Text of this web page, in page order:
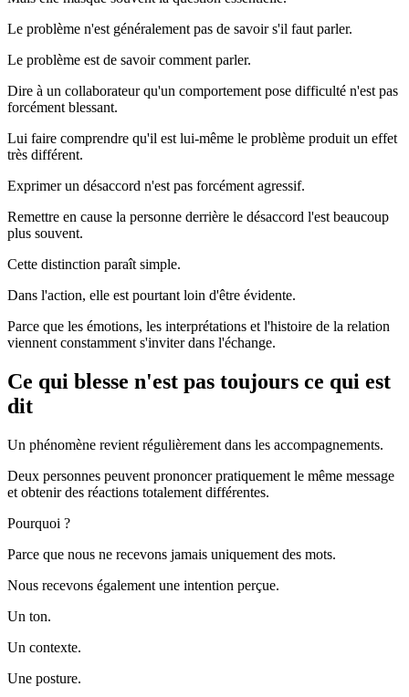
Le problème n'est généralement pas de savoir s'il faut parler.
Le problème est de savoir comment parler.
Dire à un collaborateur qu'un comportement pose difficulté n'est pas
forcément blessant.
Lui faire comprendre qu'il est lui-même le problème produit un effet
très différent.
Exprimer un désaccord n'est pas forcément agressif.
Remettre en cause la personne derrière le désaccord l'est beaucoup
plus souvent.
Cette distinction paraît simple.
Dans l'action, elle est pourtant loin d'être évidente.
Parce que les émotions, les interprétations et l'histoire de la relation
viennent constamment s'inviter dans l'échange.
Ce qui blesse n'est pas toujours ce qui est
dit
Un phénomène revient régulièrement dans les accompagnements.
Deux personnes peuvent prononcer pratiquement le même message
et obtenir des réactions totalement différentes.
Pourquoi ?
Parce que nous ne recevons jamais uniquement des mots.
Nous recevons également une intention perçue.
Un ton.
Un contexte.
Une posture.